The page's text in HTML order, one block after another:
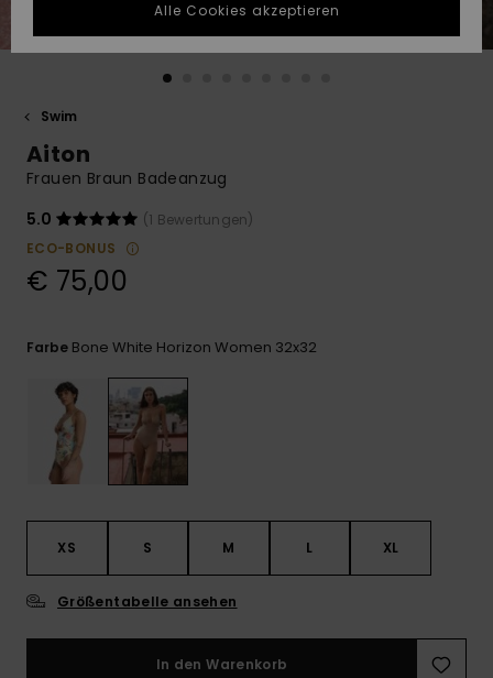
schnellste
Antwort auf Ihre
Frage zu
Finden Sie
Antworten auf
die häufigsten
Fragen sowie
WUNSCHLISTE
Swim
Aiton
Frauen Braun Badeanzug
5.0
(1 Bewertungen)
ECO-BONUS
€ 75,00
Farbe Bone White Horizon Women 32x32
XS S M L XL
Größentabelle ansehen
In den Warenkorb
Alle Cookies akzeptieren